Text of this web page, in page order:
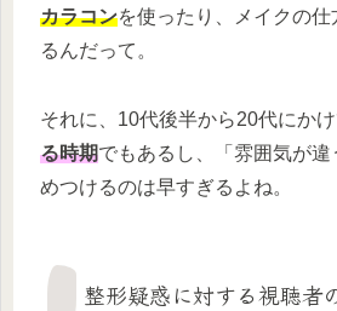
カラコンを使ったり、メイクの
るんだって。
それに、10代後半から20代にか
る時期でもあるし、「雰囲気が
めつけるのは早すぎるよね。
整形疑惑に対する視聴者